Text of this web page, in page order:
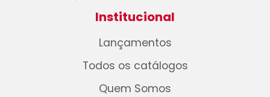
Institucional
Lançamentos
Todos os catálogos
Quem Somos